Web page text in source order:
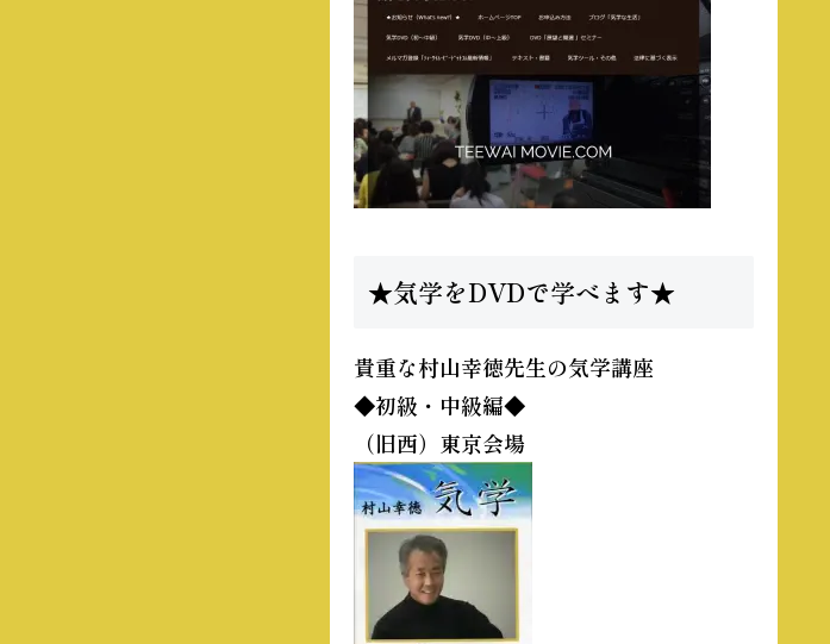
★気学をDVDで学べます★
貴重な村山幸徳先生の気学講座
◆初級・中級編◆
（旧西）東京会場